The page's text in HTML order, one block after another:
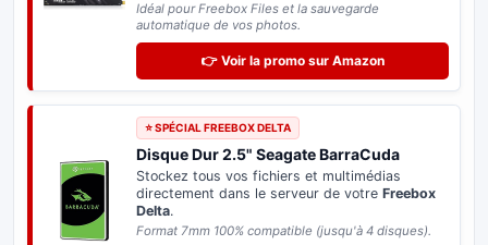
Idéal pour Freebox Files et la sauvegarde
automatique de vos photos.
👉 Voir la promo sur Amazon
⭐ SPÉCIAL FREEBOX DELTA
Disque Dur 2.5" Seagate BarraCuda
Stockez tous vos fichiers et multimédias
directement dans le serveur de votre Freebox
Delta.
Format 7mm 100% compatible (jusqu'à 4 disques).